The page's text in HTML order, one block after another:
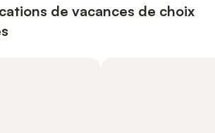
de vacances de choix